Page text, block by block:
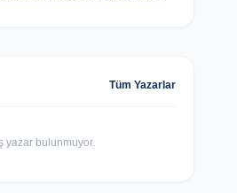
Tüm Yazarlar
yazar bulunmuyor.